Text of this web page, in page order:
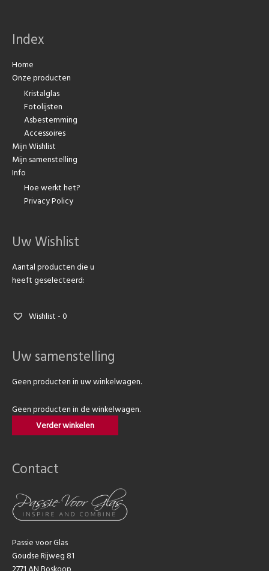
Index
Home
Onze producten
Kristalglas
Fotolijsten
Asbestemming
Accessoires
Mijn Wishlist
Mijn samenstelling
Info
Hoe werkt het?
Privacy Policy
Uw Wishlist
Aantal producten die u
heeft geselecteerd:
Wishlist - 0
Uw samenstelling
Geen producten in uw winkelwagen.
Geen producten in de winkelwagen.
Verder winkelen
Contact
Passie voor Glas
Goudse Rijweg 81
2771 AN Boskoop